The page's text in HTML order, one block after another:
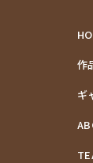
作
ギ